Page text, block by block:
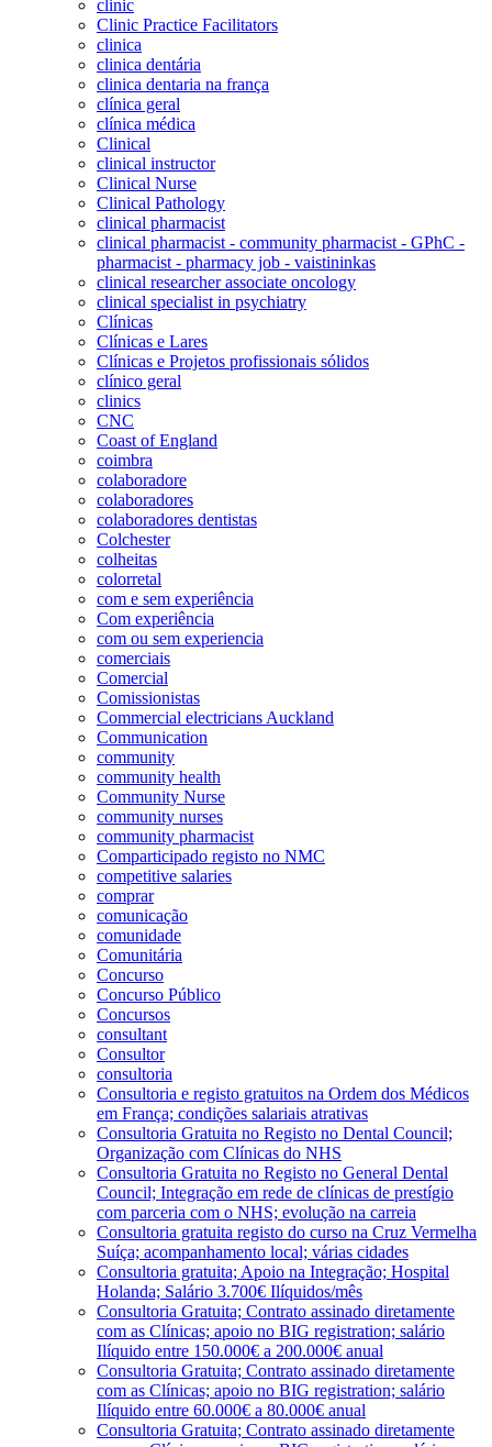
clinic
Clinic Practice Facilitators
clinica
clinica dentária
clinica dentaria na frança
clínica geral
clínica médica
Clinical
clinical instructor
Clinical Nurse
Clinical Pathology
clinical pharmacist
clinical pharmacist - community pharmacist - GPhC -
pharmacist - pharmacy job - vaistininkas
clinical researcher associate oncology
clinical specialist in psychiatry
Clínicas
Clínicas e Lares
Clínicas e Projetos profissionais sólidos
clínico geral
clinics
CNC
Coast of England
coimbra
colaboradore
colaboradores
colaboradores dentistas
Colchester
colheitas
colorretal
com e sem experiência
Com experiência
com ou sem experiencia
comerciais
Comercial
Comissionistas
Commercial electricians Auckland
Communication
community
community health
Community Nurse
community nurses
community pharmacist
Comparticipado registo no NMC
competitive salaries
comprar
comunicação
comunidade
Comunitária
Concurso
Concurso Público
Concursos
consultant
Consultor
consultoria
Consultoria e registo gratuitos na Ordem dos Médicos
em França; condições salariais atrativas
Consultoria Gratuita no Registo no Dental Council;
Organização com Clínicas do NHS
Consultoria Gratuita no Registo no General Dental
Council; Integração em rede de clínicas de prestígio
com parceria com o NHS; evolução na carreia
Consultoria gratuita registo do curso na Cruz Vermelha
Suíça; acompanhamento local; várias cidades
Consultoria gratuita; Apoio na Integração; Hospital
Holanda; Salário 3.700€ Ilíquidos/mês
Consultoria Gratuita; Contrato assinado diretamente
com as Clínicas; apoio no BIG registration; salário
Ilíquido entre 150.000€ a 200.000€ anual
Consultoria Gratuita; Contrato assinado diretamente
com as Clínicas; apoio no BIG registration; salário
Ilíquido entre 60.000€ a 80.000€ anual
Consultoria Gratuita; Contrato assinado diretamente